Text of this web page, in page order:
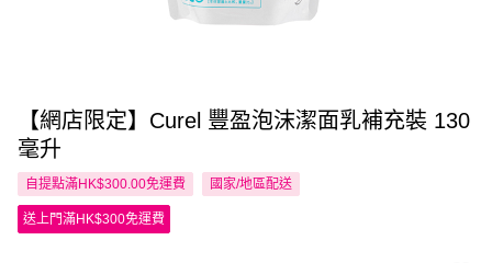
【網店限定】Curel 豐盈泡沫潔面乳補充裝 130
毫升
自提點滿HK$300.00免運費 國家/地區配送
送上門滿HK$300免運費